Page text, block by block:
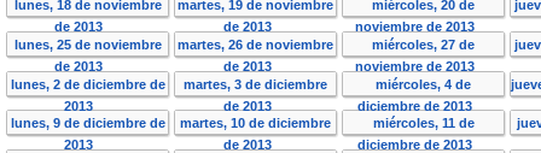
lunes, 18 de noviembre
de 2013
martes, 19 de noviembre
de 2013
miércoles, 20 de
noviembre de 2013
lunes, 25 de noviembre
de 2013
martes, 26 de noviembre
de 2013
miércoles, 27 de
noviembre de 2013
lunes, 2 de diciembre de
2013
martes, 3 de diciembre
de 2013
miércoles, 4 de
diciembre de 2013
lunes, 9 de diciembre de
2013
martes, 10 de diciembre
de 2013
miércoles, 11 de
diciembre de 2013